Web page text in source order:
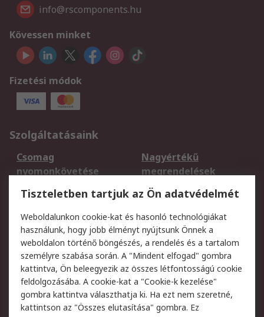
info@rscomponents.hu
Kövessen minket
Fizetési módok
Szolgáltatásaink
Csomag
nyomonkövetése
Nagyértékű
megrendelések
Regisztráció
Szállítás
Termékvisszaküldés
Szolgáltatások
Jogi
Adatvédelmi
szabályzat
Az RS értékesítési
feltételei
Cookie szabályzat
Email biztonság
Tiszteletben tartjuk az Ön adatvédelmét
Weboldalunkon cookie-kat és hasonló technológiákat
használunk, hogy jobb élményt nyújtsunk Önnek a
weboldalon történő böngészés, a rendelés és a tartalom
személyre szabása során. A "Mindent elfogad" gombra
kattintva, Ön beleegyezik az összes létfontosságú cookie
feldolgozásába. A cookie-kat a "Cookie-k kezelése"
gombra kattintva választhatja ki. Ha ezt nem szeretné,
kattintson az "Összes elutasítása" gombra. Ez